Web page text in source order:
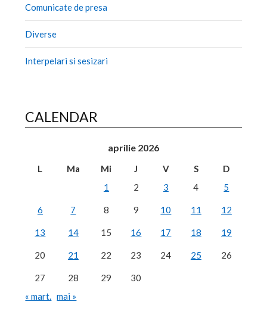
Comunicate de presa
Diverse
Interpelari si sesizari
CALENDAR
aprilie 2026
L Ma Mi J V S
D
1
2 3 4 5
6 7 8 9 10 11 12
13 14 15 16 17 18 19
20 21 22 23 24 25 26
27 28 29
30
« mart. mai »